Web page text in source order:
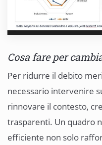
Cosa fare per
Per ridurre il debito
necessario intervenire
rinnovare il contesto,
trasparenti. Un quadro
efficiente non solo